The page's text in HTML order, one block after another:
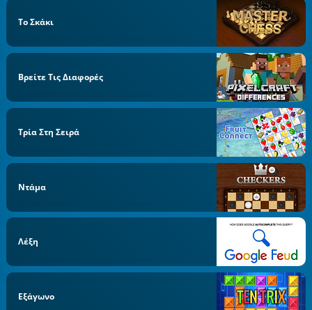
Το Σκάκι
Βρείτε Τις Διαφορές
Τρία Στη Σειρά
Ντάμα
Λέξη
Εξάγωνο